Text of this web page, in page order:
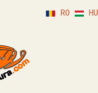
HU
RO